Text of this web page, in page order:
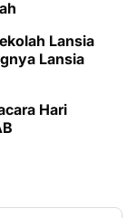
Lansia
Lansia
Hari